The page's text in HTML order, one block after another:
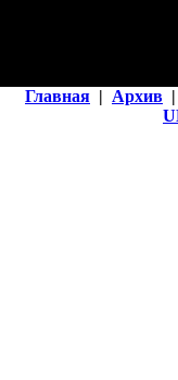
Главная | Архив |